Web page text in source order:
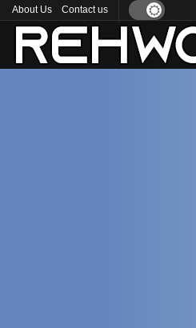
About Us Contact us